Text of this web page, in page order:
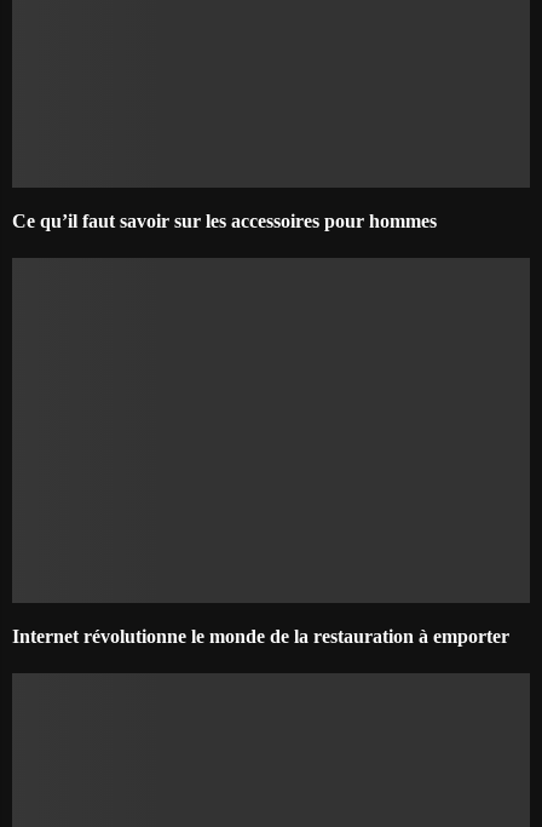
Ce qu’il faut savoir sur les accessoires pour hommes
Internet révolutionne le monde de la restauration à emporter